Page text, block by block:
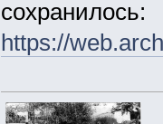
сохранилось:
https://